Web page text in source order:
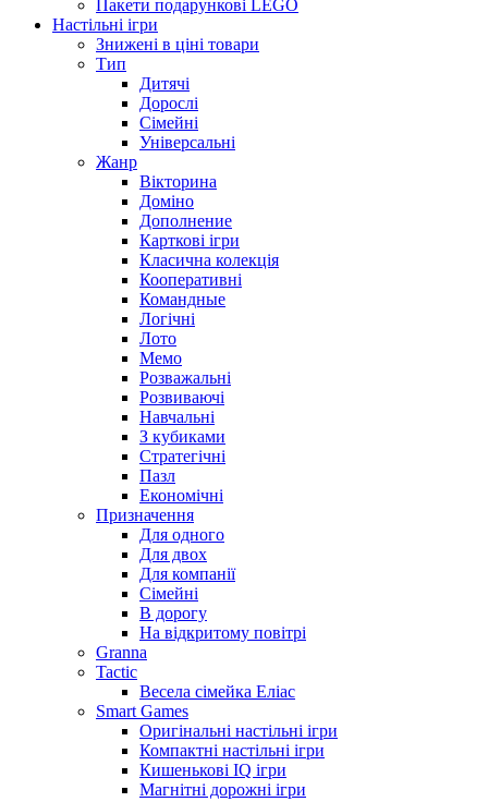
Пакети подарункові LEGO
Настільні ігри
Знижені в ціні товари
Тип
Дитячі
Дорослі
Сімейні
Універсальні
Жанр
Вікторина
Доміно
Дополнение
Карткові ігри
Класична колекція
Кооперативні
Командные
Логічні
Лото
Мемо
Розважальні
Розвиваючі
Навчальні
З кубиками
Стратегічні
Пазл
Економічні
Призначення
Для одного
Для двох
Для компанії
Сімейні
В дорогу
На відкритому повітрі
Granna
Tactic
Весела сімейка Еліас
Smart Games
Оригінальні настільні ігри
Компактні настільні ігри
Кишенькові IQ ігри
Магнітні дорожні ігри